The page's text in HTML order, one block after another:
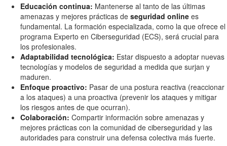
Educación continua: Mantenerse al tanto de las últimas
amenazas y mejores prácticas de seguridad online es
fundamental. La formación especializada, como la que ofrece el
programa Experto en Ciberseguridad (ECS), será crucial para
los profesionales.
Adaptabilidad tecnológica: Estar dispuesto a adoptar nuevas
tecnologías y modelos de seguridad a medida que surjan y
maduren.
Enfoque proactivo: Pasar de una postura reactiva (reaccionar
a los ataques) a una proactiva (prevenir los ataques y mitigar
los riesgos antes de que ocurran).
Colaboración: Compartir información sobre amenazas y
mejores prácticas con la comunidad de ciberseguridad y las
autoridades para construir una defensa colectiva más fuerte.